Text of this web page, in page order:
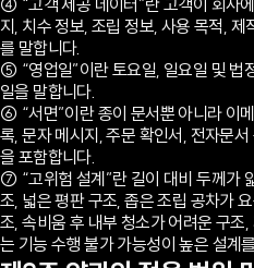
④ “고객 제공 데이터”란 고객이 회사
지, 치수 정보, 조립 정보, 사용 목적,
를 말합니다.
⑤ “영업일”이란 토요일, 일요일 및 법
일을 말합니다.
⑥ “서면”이란 종이 문서뿐 아니라 이
록, 문자 메시지, 주문 확인서, 전자문
을 포함합니다.
⑦ “고위험 설계”란 길이 대비 두께가
조, 넓은 평판 구조, 좁은 조립 공차가
조, 속비움 후 내부 청소가 어려운 구조
는 기능 수행 불가 가능성이 높은 설계